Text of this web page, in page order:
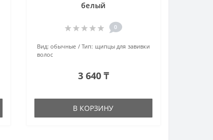
белый
0
Вид: обычные Тип: щипцы для завивки
волос
3 640 ₸
В КОРЗИНУ